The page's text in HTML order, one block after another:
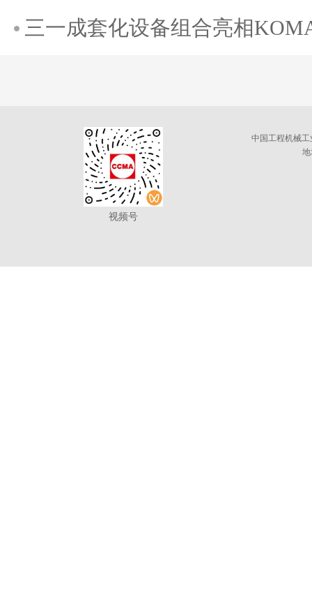
三一成套化设备组合亮相
视频号
中国工程机械
地